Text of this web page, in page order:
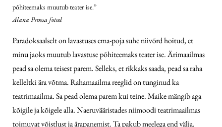
põhiteemaks muutub teater ise.”
Alana Proosa fotod
Paradoksaalselt on lavastuses ema-poja suhe niivõrd hoitud, et
minu jaoks muutub lavastuse põhiteemaks teater ise. Ärimaailmas
pead sa olema teisest parem. Selleks, et rikkaks saada, pead sa raha
kelleltki ära võtma. Rahamaailma reeglid on tunginud ka
teatrimaailma. Sa pead olema parem kui teine. Maike mängib aga
kõigile ja kõigele alla. Naeruvääristades niimoodi teatrimaailmas
toimuvat võistlust ja ärapanemist. Ta pakub meelega end välja.